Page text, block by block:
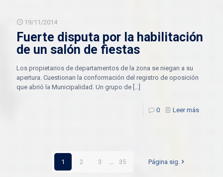
19/11/2014
Fuerte disputa por la habilitación
de un salón de fiestas
Los propietarios de departamentos de la zona se niegan a su
apertura. Cuestionan la conformación del registro de oposición
que abrió la Municipalidad. Un grupo de […]
0 Leer más
1 2 3 ... 35 Página sig.